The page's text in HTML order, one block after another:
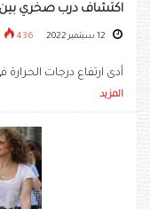
اكتشاف درب صخري بين
436
أدى ارتفاع درجات
المزيد